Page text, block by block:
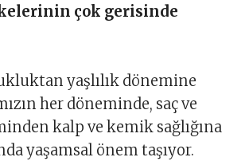
çok gerisinde
yaşlılık dönemine
her döneminde, saç ve
kalp ve kemik sağlığına
yaşamsal önem taşıyor.